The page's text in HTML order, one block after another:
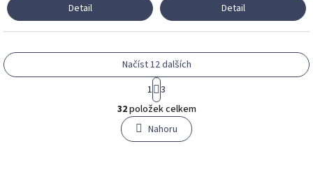
Detail Detail
O
v
l
á
Načíst 12 dalších
S
t
r
á
n
k
1
3
32položek celkem
Nahoru